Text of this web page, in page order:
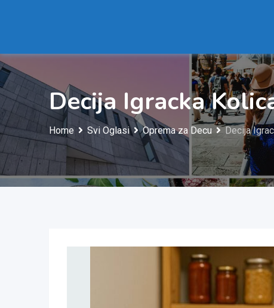
Decija Igracka
Home Svi Oglasi Oprema za Decu Decija